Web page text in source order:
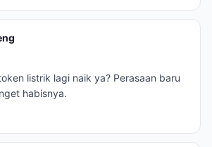
listrik lagi naik ya? Perasaan baru
habisnya.